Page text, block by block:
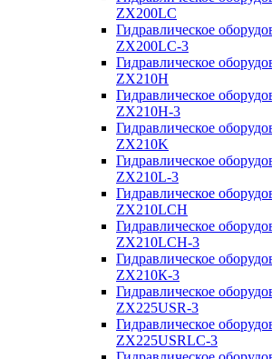
ZX200LC
Гидравлическое
ZX200LC-3
Гидравлическое
ZX210H
Гидравлическое
ZX210H-3
Гидравлическое
ZX210K
Гидравлическое
ZX210L-3
Гидравлическое
ZX210LCH
Гидравлическое
ZX210LCH-3
Гидравлическое
ZX210К-3
Гидравлическое
ZX225USR-3
Гидравлическое
ZX225USRLC-3